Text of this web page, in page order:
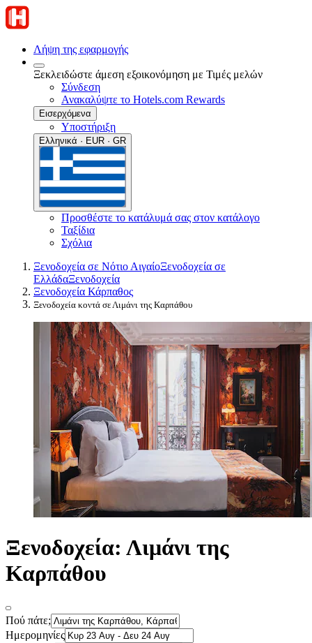
Λήψη της εφαρμογής
Ξεκλειδώστε άμεση εξοικονόμηση με Τιμές μελών
Σύνδεση
Ανακαλύψτε το Hotels.com Rewards
Εισερχόμενα
Υποστήριξη
Ελληνικά · EUR · GR
Προσθέστε το κατάλυμά σας στον κατάλογο
Ταξίδια
Σχόλια
Ξενοδοχεία σε Νότιο ΑιγαίοΞενοδοχεία σε
ΕλλάδαΞενοδοχεία
Ξενοδοχεία Κάρπαθος
Ξενοδοχεία κοντά σε Λιμάνι της Καρπάθου
Ξενοδοχεία: Λιμάνι της
Καρπάθου
Πού πάτε;
Ημερομηνίες